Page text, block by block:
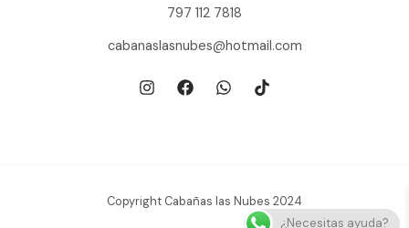
797 112 7818
cabanaslasnubes@hotmail.com
Copyright Cabañas las Nubes 2024
¿Necesitas ayuda?